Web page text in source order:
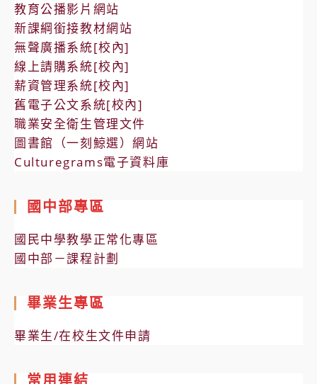
教育公播影片網站
新課綱銜接教材網站
無聲廣播系統[校內]
線上請購系統[校內]
薪資管理系統[校內]
舊電子公文系統[校內]
職業安全衛生管理文件
圖書館（一刻鯨選）網站
Culturegrams電子資料庫
國中部專區
國民中學教學正常化專區
國中部－課程計劃
畢業生專區
畢業生/在校生文件申請